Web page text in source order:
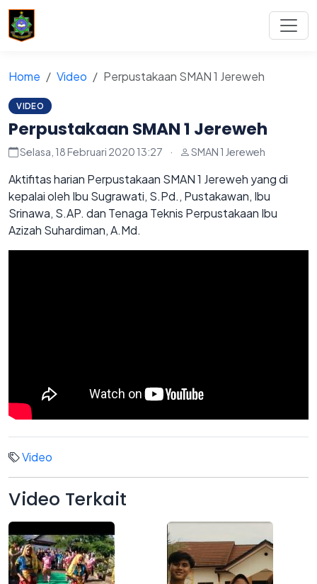
Home Video Perpustakaan SMAN 1 Jereweh
VIDEO
Perpustakaan SMAN 1 Jereweh
Selasa, 18 Februari 2020 13:27 · SMAN 1 Jereweh
Aktifitas harian Perpustakaan SMAN 1 Jereweh yang di
kepalai oleh Ibu Sugrawati, S.Pd., Pustakawan, Ibu
Srinawa, S.AP. dan Tenaga Teknis Perpustakaan Ibu
Azizah Suhardiman, A.Md.
Video
Video Terkait